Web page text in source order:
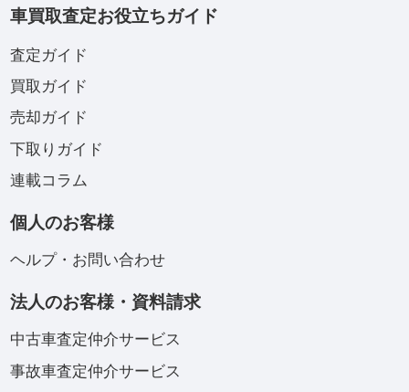
車買取査定お役立ちガイド
査定ガイド
買取ガイド
売却ガイド
下取りガイド
連載コラム
個人のお客様
ヘルプ・お問い合わせ
法人のお客様・資料請求
中古車査定仲介サービス
事故車査定仲介サービス